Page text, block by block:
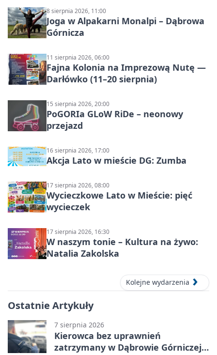
8 sierpnia 2026, 11:00
Joga w Alpakarni Monalpi – Dąbrowa
Górnicza
11 sierpnia 2026, 06:00
Fajna Kolonia na Imprezową Nutę —
Darłówko (11–20 sierpnia)
15 sierpnia 2026, 20:00
PoGORIa GLoW RiDe – neonowy
przejazd
16 sierpnia 2026, 17:00
Akcja Lato w mieście DG: Zumba
17 sierpnia 2026, 08:00
Wycieczkowe Lato w Mieście: pięć
wycieczek
17 sierpnia 2026, 16:30
W naszym tonie – Kultura na żywo:
Natalia Zakolska
Kolejne wydarzenia
Ostatnie Artykuły
7 sierpnia 2026
Kierowca bez uprawnień
zatrzymany w Dąbrowie Górniczej.